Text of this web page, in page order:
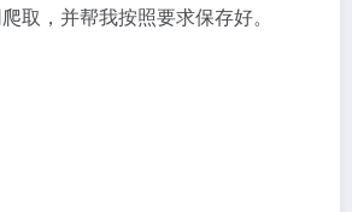
取，并帮我按照要求保存好。